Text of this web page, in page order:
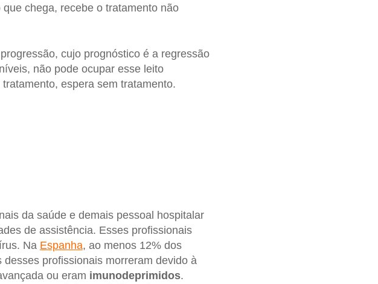
chega, recebe o tratamento não
cujo prognóstico é a regressão
não pode ocupar esse leito
espera sem tratamento.
da saúde e demais pessoal hospitalar
de assistência. Esses profissionais
Na Espanha, ao menos 12% dos
desses profissionais morreram devido à
ou eram imunodeprimidos.